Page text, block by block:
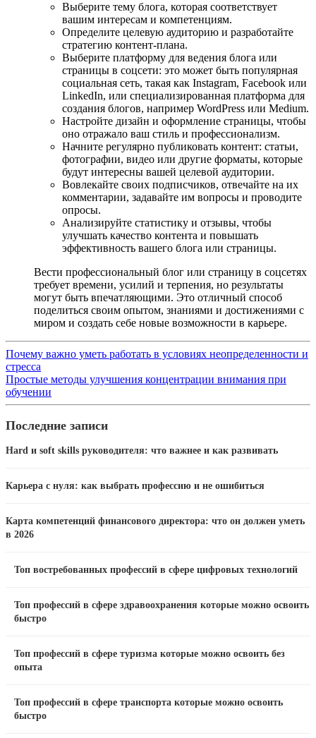
Выберите тему блога, которая соответствует
вашим интересам и компетенциям.
Определите целевую аудиторию и разработайте
стратегию контент-плана.
Выберите платформу для ведения блога или
страницы в соцсети: это может быть популярная
социальная сеть, такая как Instagram, Facebook или
LinkedIn, или специализированная платформа для
создания блогов, например WordPress или Medium.
Настройте дизайн и оформление страницы, чтобы
оно отражало ваш стиль и профессионализм.
Начните регулярно публиковать контент: статьи,
фотографии, видео или другие форматы, которые
будут интересны вашей целевой аудитории.
Вовлекайте своих подписчиков, отвечайте на их
комментарии, задавайте им вопросы и проводите
опросы.
Анализируйте статистику и отзывы, чтобы
улучшать качество контента и повышать
эффективность вашего блога или страницы.
Вести профессиональный блог или страницу в соцсетях
требует времени, усилий и терпения, но результаты
могут быть впечатляющими. Это отличный способ
поделиться своим опытом, знаниями и достижениями с
миром и создать себе новые возможности в карьере.
Почему важно уметь работать в условиях неопределенности и
стресса
Простые методы улучшения концентрации внимания при
обучении
Последние записи
Hard и soft skills руководителя: что важнее и как развивать
Карьера с нуля: как выбрать профессию и не ошибиться
Карта компетенций финансового директора: что он должен уметь
в 2026
Топ востребованных профессий в сфере цифровых технологий
Топ профессий в сфере здравоохранения которые можно освоить
быстро
Топ профессий в сфере туризма которые можно освоить без
опыта
Топ профессий в сфере транспорта которые можно освоить
быстро